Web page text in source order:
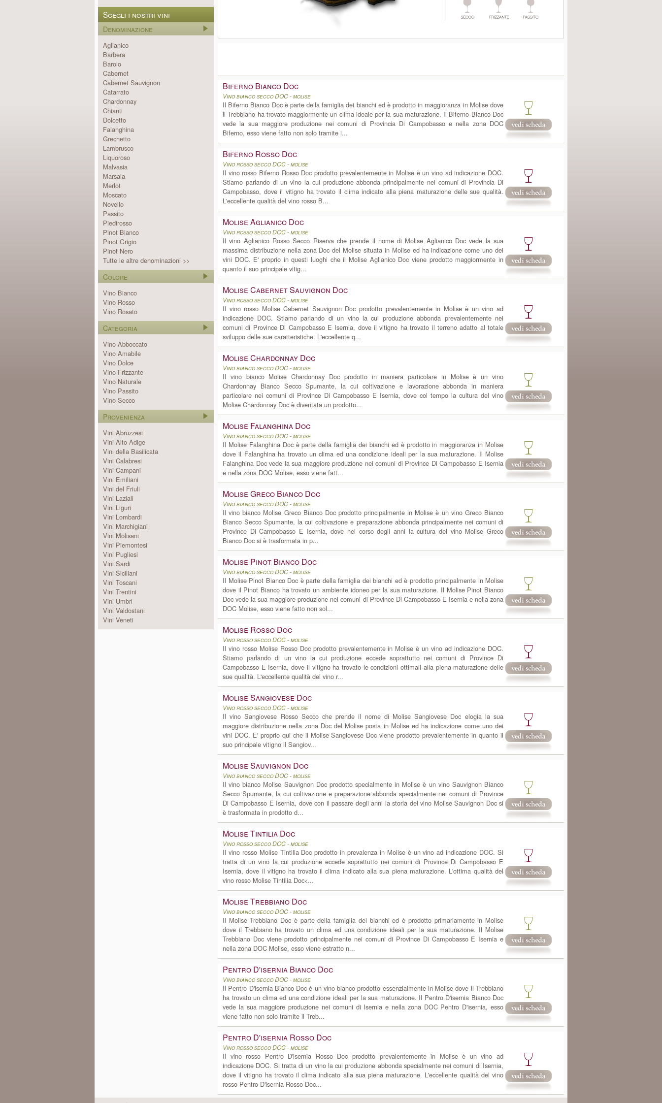
Scegli i nostri vini
Denominazione
Aglianico
Barbera
Barolo
Cabernet
Cabernet Sauvignon
Catarrato
Chardonnay
Chianti
Dolcetto
Falanghina
Grechetto
Lambrusco
Liquoroso
Malvasia
Marsala
Merlot
Moscato
Novello
Passito
Piedirosso
Pinot Bianco
Pinot Grigio
Pinot Nero
Tutte le altre denominazioni >>
Colore
Vino Bianco
Vino Rosso
Vino Rosato
Categoria
Vino Abboccato
Vino Amabile
Vino Dolce
Vino Frizzante
Vino Naturale
Vino Passito
Vino Secco
Provenienza
Vini Abruzzesi
Vini Alto Adige
Vini della Basilicata
Vini Calabresi
Vini Campani
Vini Emiliani
Vini del Friuli
Vini Laziali
Vini Liguri
Vini Lombardi
Vini Marchigiani
Vini Molisani
Vini Piemontesi
Vini Pugliesi
Vini Sardi
Vini Siciliani
Vini Toscani
Vini Trentini
Vini Umbri
Vini Valdostani
Vini Veneti
Biferno Bianco Doc
Vino bianco secco DOC - molise
Il Biferno Bianco Doc è parte della famiglia dei bianchi ed è prodotto in maggioranza in Molise dove
il Trebbiano ha trovato maggiormente un clima ideale per la sua maturazione. Il Biferno Bianco Doc
vede la sua maggiore produzione nei comuni di Provincia Di Campobasso e nella zona DOC
Biferno, esso viene fatto non solo tramite i...
Biferno Rosso Doc
Vino rosso secco DOC - molise
Il vino rosso Biferno Rosso Doc prodotto prevalentemente in Molise è un vino ad indicazione DOC.
Stiamo parlando di un vino la cui produzione abbonda principalmente nei comuni di Provincia Di
Campobasso, dove il vitigno ha trovato il clima indicato alla piena maturazione delle sue qualità.
L'eccellente qualità del vino rosso B...
Molise Aglianico Doc
Vino rosso secco DOC - molise
Il vino Aglianico Rosso Secco Riserva che prende il nome di Molise Aglianico Doc vede la sua
massima distribuzione nella zona Doc del Molise situata in Molise ed ha indicazione come uno dei
vini DOC. E' proprio in questi luoghi che il Molise Aglianico Doc viene prodotto maggiormente in
quanto il suo principale vitig...
Molise Cabernet Sauvignon Doc
Vino rosso secco DOC - molise
Il vino rosso Molise Cabernet Sauvignon Doc prodotto prevalentemente in Molise è un vino ad
indicazione DOC. Stiamo parlando di un vino la cui produzione abbonda prevalentemente nei
comuni di Province Di Campobasso E Isernia, dove il vitigno ha trovato il terreno adatto al totale
sviluppo delle sue caratteristiche. L'eccellente q...
Molise Chardonnay Doc
Vino bianco secco DOC - molise
Il vino bianco Molise Chardonnay Doc prodotto in maniera particolare in Molise è un vino
Chardonnay Bianco Secco Spumante, la cui coltivazione e lavorazione abbonda in maniera
particolare nei comuni di Province Di Campobasso E Isernia, dove col tempo la cultura del vino
Molise Chardonnay Doc è diventata un prodotto...
Molise Falanghina Doc
Vino bianco secco DOC - molise
Il Molise Falanghina Doc è parte della famiglia dei bianchi ed è prodotto in maggioranza in Molise
dove il Falanghina ha trovato un clima ed una condizione ideali per la sua maturazione. Il Molise
Falanghina Doc vede la sua maggiore produzione nei comuni di Province Di Campobasso E Isernia
e nella zona DOC Molise, esso viene fatt...
Molise Greco Bianco Doc
Vino bianco secco DOC - molise
Il vino bianco Molise Greco Bianco Doc prodotto principalmente in Molise è un vino Greco Bianco
Bianco Secco Spumante, la cui coltivazione e preparazione abbonda principalmente nei comuni di
Province Di Campobasso E Isernia, dove nel corso degli anni la cultura del vino Molise Greco
Bianco Doc si è trasformata in p...
Molise Pinot Bianco Doc
Vino bianco secco DOC - molise
Il Molise Pinot Bianco Doc è parte della famiglia dei bianchi ed è prodotto principalmente in Molise
dove il Pinot Bianco ha trovato un ambiente idoneo per la sua maturazione. Il Molise Pinot Bianco
Doc vede la sua maggiore produzione nei comuni di Province Di Campobasso E Isernia e nella zona
DOC Molise, esso viene fatto non sol...
Molise Rosso Doc
Vino rosso secco DOC - molise
Il vino rosso Molise Rosso Doc prodotto prevalentemente in Molise è un vino ad indicazione DOC.
Stiamo parlando di un vino la cui produzione eccede soprattutto nei comuni di Province Di
Campobasso E Isernia, dove il vitigno ha trovato le condizioni ottimali alla piena maturazione delle
sue qualità. L'eccellente qualità del vino r...
Molise Sangiovese Doc
Vino rosso secco DOC - molise
Il vino Sangiovese Rosso Secco che prende il nome di Molise Sangiovese Doc elogia la sua
maggiore distribuzione nella zona Doc del Molise posta in Molise ed ha indicazione come uno dei
vini DOC. E' proprio qui che il Molise Sangiovese Doc viene prodotto prevalentemente in quanto il
suo principale vitigno il Sangiov...
Molise Sauvignon Doc
Vino bianco secco DOC - molise
Il vino bianco Molise Sauvignon Doc prodotto specialmente in Molise è un vino Sauvignon Bianco
Secco Spumante, la cui coltivazione e preparazione abbonda specialmente nei comuni di Province
Di Campobasso E Isernia, dove con il passare degli anni la storia del vino Molise Sauvignon Doc si
è trasformata in prodotto d...
Molise Tintilia Doc
Vino rosso secco DOC - molise
Il vino rosso Molise Tintilia Doc prodotto in prevalenza in Molise è un vino ad indicazione DOC. Si
tratta di un vino la cui produzione eccede soprattutto nei comuni di Province Di Campobasso E
Isernia, dove il vitigno ha trovato il clima indicato alla sua piena maturazione. L'ottima qualità del
vino rosso Molise Tintilia Doc<...
Molise Trebbiano Doc
Vino bianco secco DOC - molise
Il Molise Trebbiano Doc è parte della famiglia dei bianchi ed è prodotto primariamente in Molise
dove il Trebbiano ha trovato un clima ed una condizione ideali per la sua maturazione. Il Molise
Trebbiano Doc viene prodotto principalmente nei comuni di Province Di Campobasso E Isernia e
nella zona DOC Molise, esso viene estratto n...
Pentro D'isernia Bianco Doc
Vino bianco secco DOC - molise
Il Pentro D'isernia Bianco Doc è un vino bianco prodotto essenzialmente in Molise dove il Trebbiano
ha trovato un clima ed una condizione ideali per la sua maturazione. Il Pentro D'isernia Bianco Doc
vede la sua maggiore produzione nei comuni di Isernia e nella zona DOC Pentro D'isernia, esso
viene fatto non solo tramite il Treb...
Pentro D'isernia Rosso Doc
Vino rosso secco DOC - molise
Il vino rosso Pentro D'isernia Rosso Doc prodotto prevalentemente in Molise è un vino ad
indicazione DOC. Si tratta di un vino la cui produzione abbonda specialmente nei comuni di Isernia,
dove il vitigno ha trovato il clima indicato alla sua piena maturazione. L'eccellente qualità del vino
rosso Pentro D'isernia Rosso Doc...